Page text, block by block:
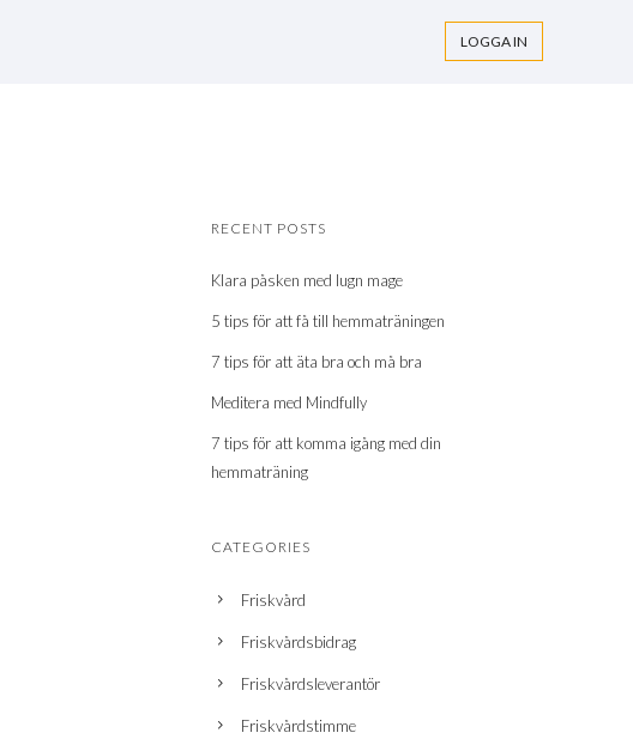
LOGGA IN
RECENT POSTS
Klara påsken med lugn mage
5 tips för att få till hemmaträningen
7 tips för att äta bra och må bra
Meditera med Mindfully
7 tips för att komma igång med din
hemmaträning
CATEGORIES
Friskvård
Friskvårdsbidrag
Friskvårdsleverantör
Friskvårdstimme